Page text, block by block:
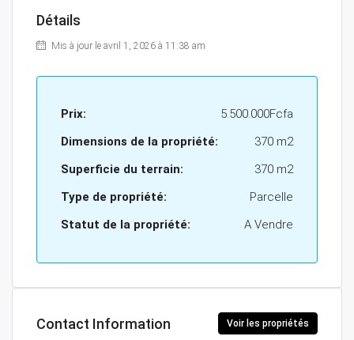
Détails
Mis à jour le avril 1, 2026 à 11:38 am
Prix:
5.500.000Fcfa
Dimensions de la propriété:
370 m2
Superficie du terrain:
370 m2
Type de propriété:
Parcelle
Statut de la propriété:
A Vendre
Contact Information Voir les propriétés